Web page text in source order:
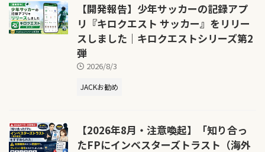
【開発報告】少年サッカーの記録アプ
リ『キロクエスト サッカー』をリリー
スしました｜キロクエストシリーズ第2
弾
2026/8/3
JACKお勧め
【2026年8月・注意喚起】「知り合っ
たFPにインベスターズトラスト（海外